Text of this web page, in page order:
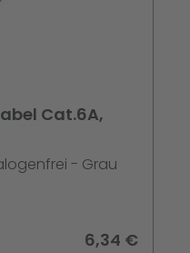
Cat.6A,
- Grau
6,34 €